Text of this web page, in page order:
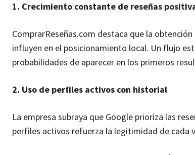
1. Crecimiento constante de reseñas
ComprarReseñas.com destaca que la
influyen en el posicionamiento local. Un flujo
probabilidades de aparecer en los primeros
2. Uso de perfiles activos con historial
La empresa subraya que Google prioriza las
perfiles activos refuerza la legitimidad de cada